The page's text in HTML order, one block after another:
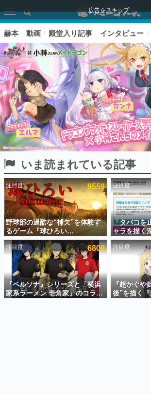
広告をスキップ
ピックアップ
電ファミのいま読まれている記事ランキング
アプリセール情報
インタビュー
連載・特集一覧
殿堂入り記事
SNS拡散数が数千以上！ ページビュ
ど。多くの人々に読まれた、電ファ
事をまとめました。
赫本 動画 殿堂入り記事 インタビュー
いま読まれている記事
注目度 9559
野球部の過酷な“補欠”を体験す
るゲーム『球ひろい
Simulator』が「1件」のウィッ
シュリストをもとにチェコ語に
対応しSNSで話題に。『キング
ダム・カム』開発元やチェコの
プロ野球選手から称賛の声
注目度
「タバコを
ャラを描く
聴者の一部
薬物の使用
て、BPOが
注目度 6809
『ペルソナ』シリーズと「横浜
家系ラーメン 壱角家」のコラボ
が8月21日から開催。”はがく
注目度
『超かぐ
後”を描く
Web連載決